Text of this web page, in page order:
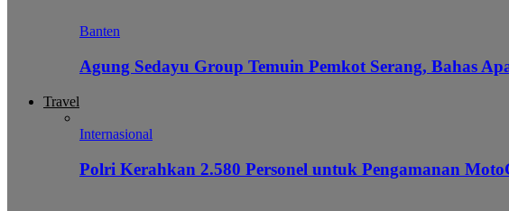
Banten
Agung Sedayu Group Temuin Pemkot Serang, Bahas
Travel
Internasional
Polri Kerahkan 2.580 Personel untuk Pengamanan